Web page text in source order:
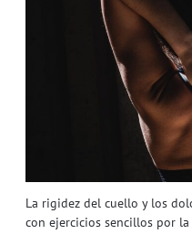
La rigidez del cuello y los
con ejercicios sencillos por